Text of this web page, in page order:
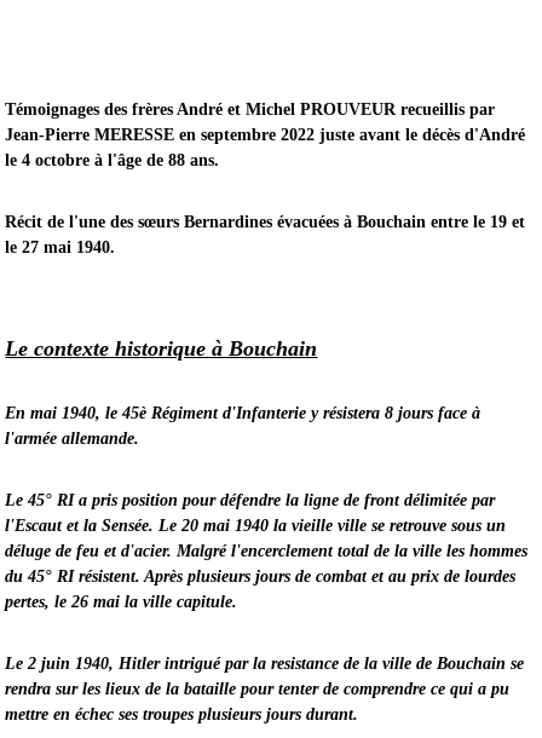
Témoignages des frères André et Michel PROUVEUR recueillis par
Jean-Pierre MERESSE en septembre 2022 juste avant le décès d'André
le 4 octobre à l'âge de 88 ans.
Récit de l'une des sœurs Bernardines évacuées à Bouchain entre le 19 et
le 27 mai 1940.
Le contexte historique à Bouchain
En mai 1940, le 45è Régiment d'Infanterie y résistera 8 jours face à
l'armée allemande.
Le 45° RI a pris position pour défendre la ligne de front délimitée par
l'Escaut et la Sensée. Le 20 mai 1940 la vieille ville se retrouve sous un
déluge de feu et d'acier. Malgré l'encerclement total de la ville les hommes
du 45° RI résistent. Après plusieurs jours de combat et au prix de lourdes
pertes, le 26 mai la ville capitule.
Le 2 juin 1940, Hitler intrigué par la resistance de la ville de Bouchain se
rendra sur les lieux de la bataille pour tenter de comprendre ce qui a pu
mettre en échec ses troupes plusieurs jours durant.